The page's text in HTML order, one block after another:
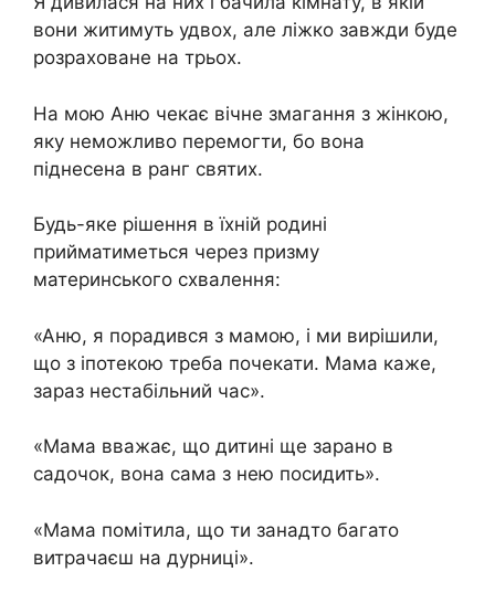
вони житимуть удвох, але ліжко завжди буде
розраховане на трьох.
На мою Аню чекає вічне змагання з жінкою,
яку неможливо перемогти, бо вона
піднесена в ранг святих.
Будь-яке рішення в їхній родині
прийматиметься через призму
материнського схвалення:
«Аню, я порадився з мамою, і ми вирішили,
що з іпотекою треба почекати. Мама каже,
зараз нестабільний час».
«Мама вважає, що дитині ще зарано в
садочок, вона сама з нею посидить».
«Мама помітила, що ти занадто багато
витрачаєш на дурниці».